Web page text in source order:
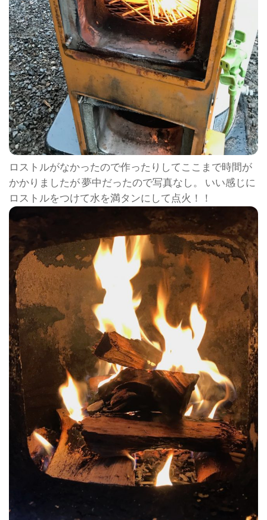
ロストルがなかったので作ったりしてここまで時間が
かかりましたが 夢中だったので写真なし。 いい感じに
ロストルをつけて水を満タンにして点火！！